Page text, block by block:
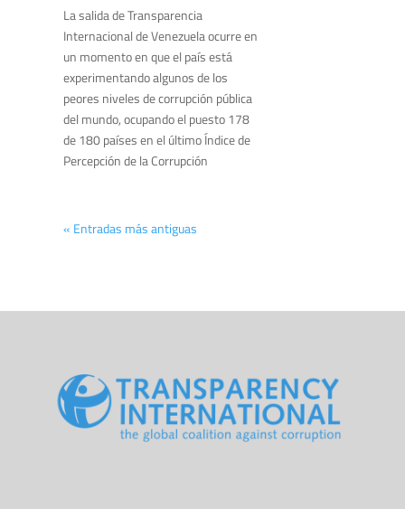
La salida de Transparencia
Internacional de Venezuela ocurre en
un momento en que el país está
experimentando algunos de los
peores niveles de corrupción pública
del mundo, ocupando el puesto 178
de 180 países en el último Índice de
Percepción de la Corrupción
« Entradas más antiguas